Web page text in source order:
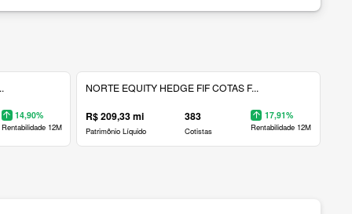
14,90%
Rentabilidade 12M
NORTE EQUITY HEDGE FIF COTAS F...
R$ 209,33 mi
Patrimônio Líquido
383
Cotistas
17,91%
Rentabilidade 12M